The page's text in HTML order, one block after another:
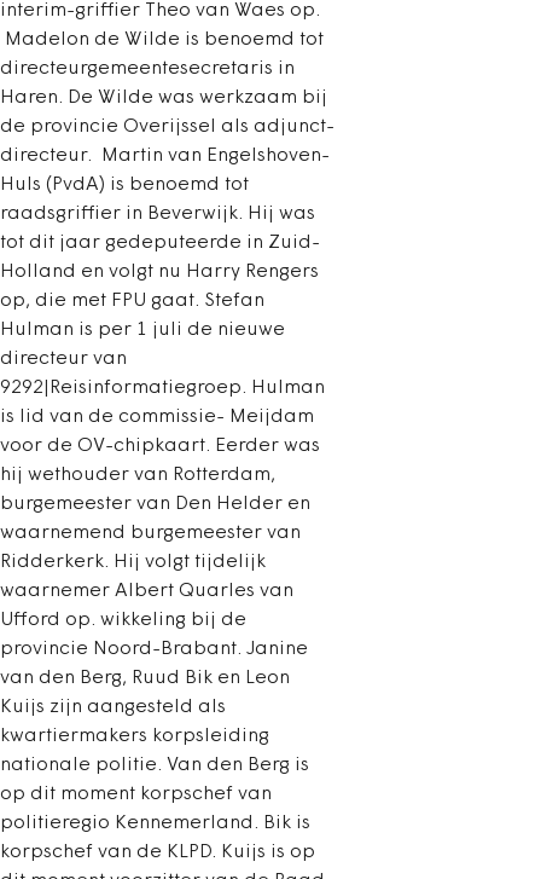
interim-griffier Theo van Waes op.
Madelon de Wilde is benoemd tot
directeurgemeentesecretaris in
Haren. De Wilde was werkzaam bij
de provincie Overijssel als adjunct-
directeur. Martin van Engelshoven-
Huls (PvdA) is benoemd tot
raadsgriffier in Beverwijk. Hij was
tot dit jaar gedeputeerde in Zuid-
Holland en volgt nu Harry Rengers
op, die met FPU gaat. Stefan
Hulman is per 1 juli de nieuwe
directeur van
9292|Reisinformatiegroep. Hulman
is lid van de commissie- Meijdam
voor de OV-chipkaart. Eerder was
hij wethouder van Rotterdam,
burgemeester van Den Helder en
waarnemend burgemeester van
Ridderkerk. Hij volgt tijdelijk
waarnemer Albert Quarles van
Ufford op. wikkeling bij de
provincie Noord-Brabant. Janine
van den Berg, Ruud Bik en Leon
Kuijs zijn aangesteld als
kwartiermakers korpsleiding
nationale politie. Van den Berg is
op dit moment korpschef van
politieregio Kennemerland. Bik is
korpschef van de KLPD. Kuijs is op